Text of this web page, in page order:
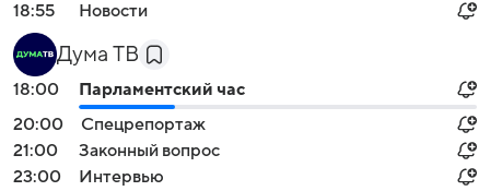
18:55
Новости
Дума ТВ
18:00
Парламентский час
20:00
Спецрепортаж
21:00
Законный вопрос
23:00
Интервью